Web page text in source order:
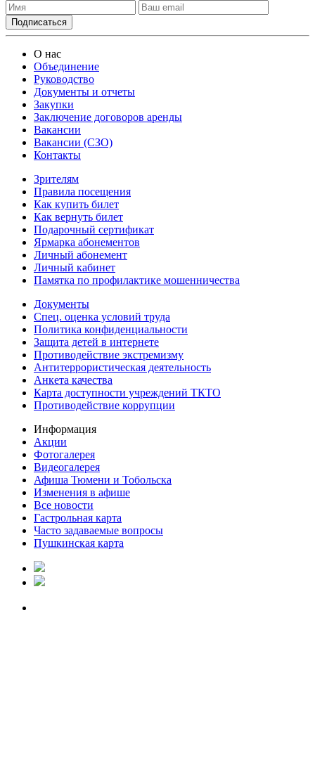
О нас
Объединение
Руководство
Документы и отчеты
Закупки
Заключение договоров аренды
Вакансии
Вакансии (СЗО)
Контакты
Зрителям
Правила посещения
Как купить билет
Как вернуть билет
Подарочный сертификат
Ярмарка абонементов
Личный абонемент
Личный кабинет
Памятка по профилактике мошенничества
Документы
Спец. оценка условий труда
Политика конфиденциальности
Защита детей в интернете
Противодействие экстремизму
Антитеррористическая деятельность
Анкета качества
Карта доступности учреждений ТКТО
Противодействие коррупции
Информация
Акции
Фотогалерея
Видеогалерея
Афиша Тюмени и Тобольска
Изменения в афише
Все новости
Гастрольная карта
Часто задаваемые вопросы
Пушкинская карта